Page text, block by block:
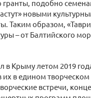
гранты, подобно
новыми
Таким образом,
– от Балтийского
Крыму летом 2019
в едином творческом
встречи,